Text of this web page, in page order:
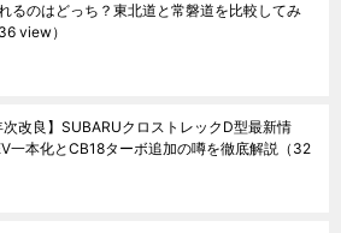
るのはどっち？東北道と常磐道を比較してみ
36 view）
次改良】SUBARUクロストレックD型最新情
一本化とCB18ターボ追加の噂を徹底解説 （32